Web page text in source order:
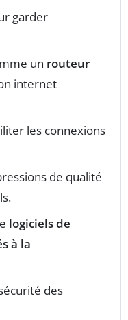
garder
un routeur
internet
les connexions
de qualité
logiciels de
à la
des